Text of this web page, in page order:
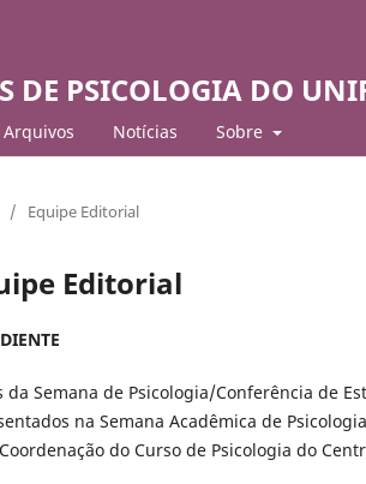
DE PSICOLOGIA DO
Arquivos Notí­cias Sobre
/ Equipe Editorial
Editorial
da Semana de Psicologia/Conferência de
na Semana Acadêmica de
do Curso de Psicologia do